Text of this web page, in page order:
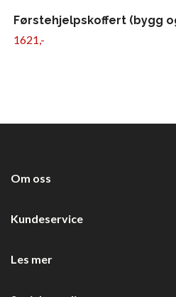
Førstehjelpskoffert (bygg
1621,-
Om oss
Kundeservice
Les mer